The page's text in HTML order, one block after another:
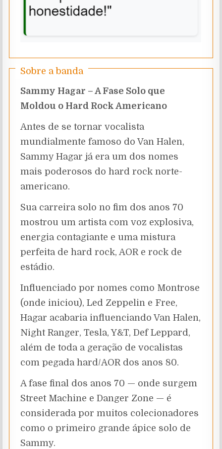
Sobre a banda
Sammy Hagar – A Fase Solo que
Moldou o Hard Rock Americano
Antes de se tornar vocalista
mundialmente famoso do Van Halen,
Sammy Hagar já era um dos nomes
mais poderosos do hard rock norte-
americano.
Sua carreira solo no fim dos anos 70
mostrou um artista com voz explosiva,
energia contagiante e uma mistura
perfeita de hard rock, AOR e rock de
estádio.
Influenciado por nomes como Montrose
(onde iniciou), Led Zeppelin e Free,
Hagar acabaria influenciando Van Halen,
Night Ranger, Tesla, Y&T, Def Leppard,
além de toda a geração de vocalistas
com pegada hard/AOR dos anos 80.
A fase final dos anos 70 — onde surgem
Street Machine e Danger Zone — é
considerada por muitos colecionadores
como o primeiro grande ápice solo de
Sammy.